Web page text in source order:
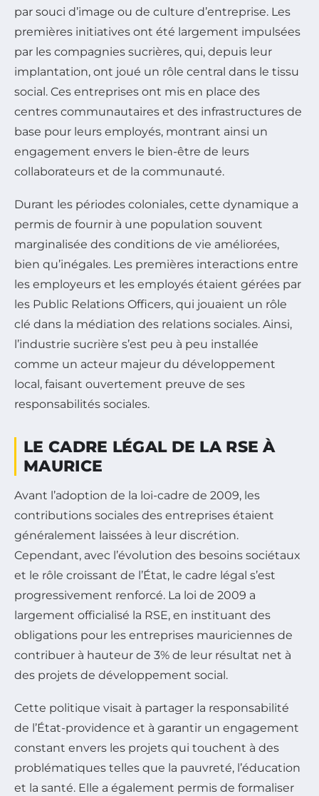
par souci d’image ou de culture d’entreprise. Les
premières initiatives ont été largement impulsées
par les compagnies sucrières, qui, depuis leur
implantation, ont joué un rôle central dans le tissu
social. Ces entreprises ont mis en place des
centres communautaires et des infrastructures de
base pour leurs employés, montrant ainsi un
engagement envers le bien-être de leurs
collaborateurs et de la communauté.
Durant les périodes coloniales, cette dynamique a
permis de fournir à une population souvent
marginalisée des conditions de vie améliorées,
bien qu’inégales. Les premières interactions entre
les employeurs et les employés étaient gérées par
les Public Relations Officers, qui jouaient un rôle
clé dans la médiation des relations sociales. Ainsi,
l’industrie sucrière s’est peu à peu installée
comme un acteur majeur du développement
local, faisant ouvertement preuve de ses
responsabilités sociales.
LE CADRE LÉGAL DE LA RSE À
MAURICE
Avant l’adoption de la loi-cadre de 2009, les
contributions sociales des entreprises étaient
généralement laissées à leur discrétion.
Cependant, avec l’évolution des besoins sociétaux
et le rôle croissant de l’État, le cadre légal s’est
progressivement renforcé. La loi de 2009 a
largement officialisé la RSE, en instituant des
obligations pour les entreprises mauriciennes de
contribuer à hauteur de 3% de leur résultat net à
des projets de développement social.
Cette politique visait à partager la responsabilité
de l’État-providence et à garantir un engagement
constant envers les projets qui touchent à des
problématiques telles que la pauvreté, l’éducation
et la santé. Elle a également permis de formaliser